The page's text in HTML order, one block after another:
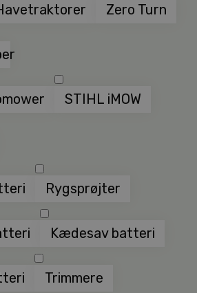
Zero Turn
STIHL iMOW
Rygsprøjter
Kædesav batteri
Trimmere